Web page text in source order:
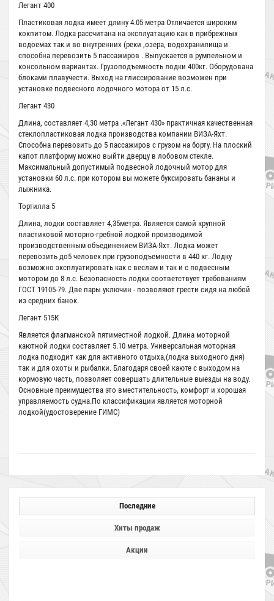
Легант 400
Пластиковая лодка имеет длину 4.05 метра Отличается широким
кокпитом. Лодка рассчитана на эксплуатацию как в прибрежных
водоемах так и во внутренних (реки ,озера, водохранилища и
способна перевозить 5 пассажиров . Выпускается в румпельном и
консольном вариантах. Грузоподъемность лодки 400кг. Оборудована
блоками плавучести. Выход на глиссирование возможен при
установке подвесного лодочного мотора от 15 л.с.
Легант 430
Длина, составляет 4,30 метра .«Легант 430» практичная качественная
стеклопластиковая лодка производства компании ВИЗА-Яхт.
Способна перевозить до 5 пассажиров с грузом на борту. На плоский
капот платформу можно выйти дверцу в лобовом стекле.
Максимальный допустимый подвесной лодочный мотор для
установки 60 л.с. при котором вы можете буксировать бананы и
лыжника.
Тортилла 5
Длина, лодки составляет 4,35метра. Является самой крупной
пластиковой моторно-гребной лодкой производимой
производственным объединением ВИЗА-Яхт. Лодка может
перевозить до5 человек при грузоподъемности в 440 кг. Лодку
возможно эксплуатировать как с веслам и так и с подвесным
мотором до 8 л.с. Безопасность лодки соответствует требованиям
ГОСТ 19105-79. Две пары уключин - позволяют грести сидя на любой
из средних банок.
Легант 515К
Является флагманской пятиместной лодкой. Длина моторной
каютной лодки составляет 5.10 метра. Универсальная моторная
лодка подходит как для активного отдыха,(лодка выходного дня)
так и для охоты и рыбалки. Благодаря своей каюте с выходом на
кормовую часть, позволяет совершать длительные выезды на воду.
Основные преимущества это вместительность, комфорт и хорошая
управляемость судна.По классификации является моторной
лодкой(удостоверение ГИМС)
Последние
Хиты продаж
Акции